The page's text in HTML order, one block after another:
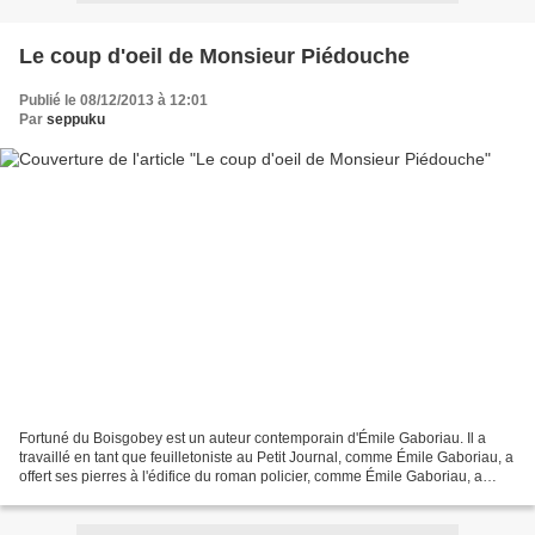
Le coup d'oeil de Monsieur Piédouche
Publié le 08/12/2013 à 12:01
Par seppuku
Fortuné du Boisgobey est un auteur contemporain d'Émile Gaboriau. Il a
travaillé en tant que feuilletoniste au Petit Journal, comme Émile Gaboriau, a
offert ses pierres à l'édifice du roman policier, comme Émile Gaboriau, a